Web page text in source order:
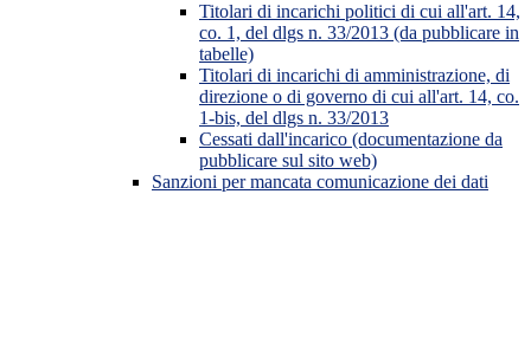
Titolari di incarichi politici di cui all'art. 14,
co. 1, del dlgs n. 33/2013 (da pubblicare in
tabelle)
Titolari di incarichi di amministrazione, di
direzione o di governo di cui all'art. 14, co.
1-bis, del dlgs n. 33/2013
Cessati dall'incarico (documentazione da
pubblicare sul sito web)
Sanzioni per mancata comunicazione dei dati